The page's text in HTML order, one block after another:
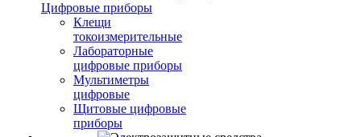
Цифровые приборы
Клещи
токоизмерительные
Лабораторные
цифровые приборы
Мультиметры
цифровые
Щитовые цифровые
приборы